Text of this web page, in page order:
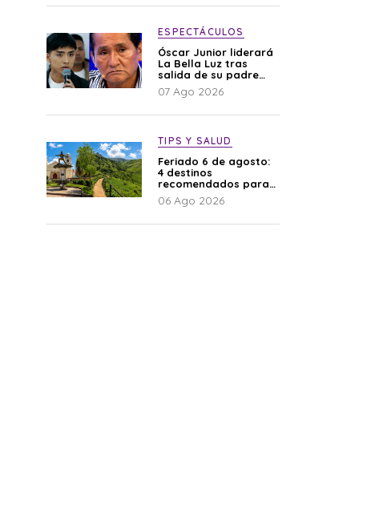
ESPECTÁCULOS
Óscar Junior liderará
La Bella Luz tras
salida de su padre
por polémica con
Naldy Saldaña
07 Ago 2026
TIPS Y SALUD
Feriado 6 de agosto:
4 destinos
recomendados para
disfrutar el descanso
06 Ago 2026